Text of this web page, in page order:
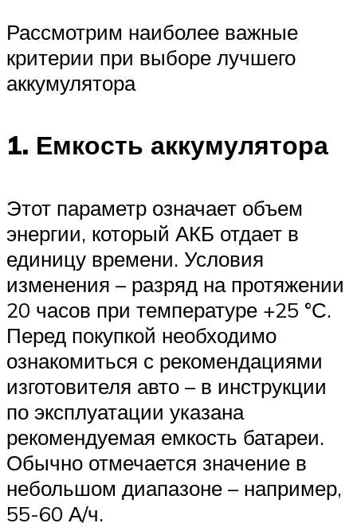
Рассмотрим наиболее важные
критерии при выборе лучшего
аккумулятора
1. Емкость аккумулятора
Этот параметр означает объем
энергии, который АКБ отдает в
единицу времени. Условия
изменения – разряд на протяжении
20 часов при температуре +25 °С.
Перед покупкой необходимо
ознакомиться с рекомендациями
изготовителя авто – в инструкции
по эксплуатации указана
рекомендуемая емкость батареи.
Обычно отмечается значение в
небольшом диапазоне – например,
55-60 А/ч.